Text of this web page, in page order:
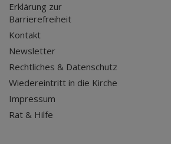
Erklärung zur
Barrierefreiheit
Kontakt
Newsletter
Rechtliches & Datenschutz
Wiedereintritt in die Kirche
Impressum
Rat & Hilfe